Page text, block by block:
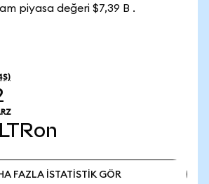
piyasa değeri $7,39 B .
FAZLA İSTATİSTİK GÖR